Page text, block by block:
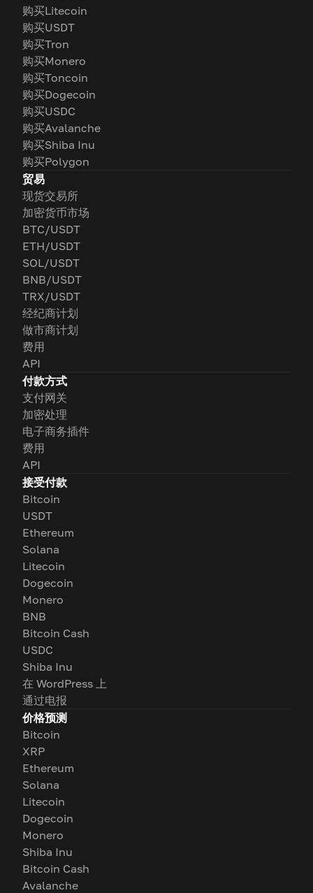
购买Litecoin
购买USDT
购买Tron
购买Monero
购买Toncoin
购买Dogecoin
购买USDC
购买Avalanche
购买Shiba Inu
购买Polygon
贸易
现货交易所
加密货币市场
BTC/USDT
ETH/USDT
SOL/USDT
BNB/USDT
TRX/USDT
经纪商计划
做市商计划
费用
API
付款方式
支付网关
加密处理
电子商务插件
费用
API
接受付款
Bitcoin
USDT
Ethereum
Solana
Litecoin
Dogecoin
Monero
BNB
Bitcoin Cash
USDC
Shiba Inu
在 WordPress 上
通过电报
价格预测
Bitcoin
XRP
Ethereum
Solana
Litecoin
Dogecoin
Monero
Shiba Inu
Bitcoin Cash
Avalanche